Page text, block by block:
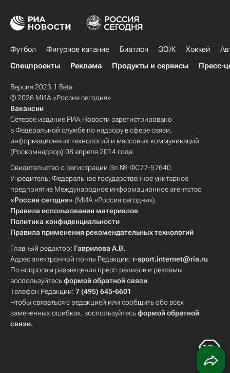
Футбол Фигурное катание Биатлон ЗОЖ Хоккей
Спецпроекты
Реклама Продукты и сервисы Пресс-
Версия 2023.1 Beta
© 2026 МИА «Россия сегодня»
Вакансии
Сетевое издание РИА Новости зарегистрировано
в Федеральной службе по надзору в сфере связи,
информационных технологий и массовых коммуникаций
(Роскомнадзор) 08 апреля 2014 года.
Свидетельство о регистрации Эл № ФС77-57640
Учредитель: Федеральное государственное унитарное
предприятие Международное информационное агентство
«Россия сегодня» (МИА «Россия сегодня»).
Правила использования материалов
Политика конфиденциальности
Правила применения рекомендательных технологий
Главный редактор: Гаврилова А.В.
Адрес электронной почты Редакции: r-sport.internet@ria.ru
По вопросам размещения пресс-релизов и рекламы
воспользуйтесьформой обратной связи
Телефон Редакции: 7 (495) 645-6601
Чтобы связаться с редакцией или сообщить обо всех
замеченных ошибках, воспользуйтесьформой обратной
связи.